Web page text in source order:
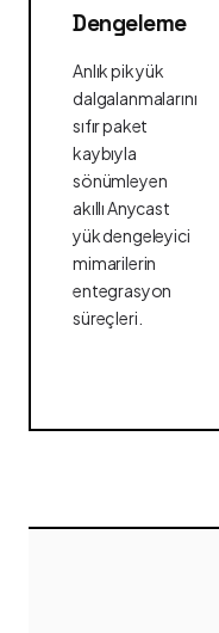
Dengeleme
Anlık pik yük
dalgalanmalarını
sıfır paket
kaybıyla
sönümleyen
akıllı Anycast
yük dengeleyici
mimarilerin
entegrasyon
süreçleri.